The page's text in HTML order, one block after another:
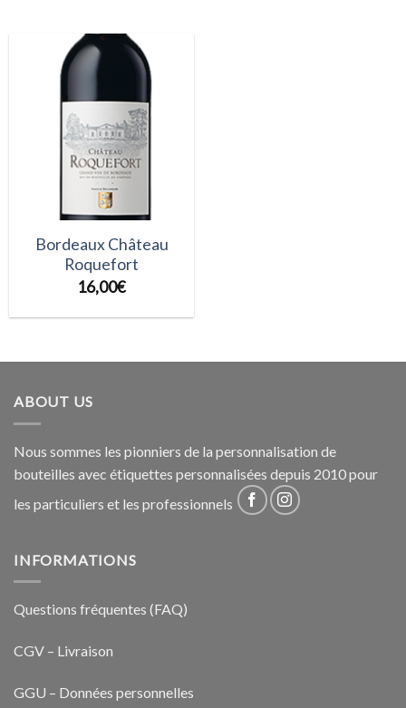
Bordeaux Château
Roquefort
16,00€
ABOUT US
Nous sommes les pionniers de la personnalisation de
bouteilles avec étiquettes personnalisées depuis 2010 pour
les particuliers et les professionnels
INFORMATIONS
Questions fréquentes (FAQ)
CGV – Livraison
GGU – Données personnelles